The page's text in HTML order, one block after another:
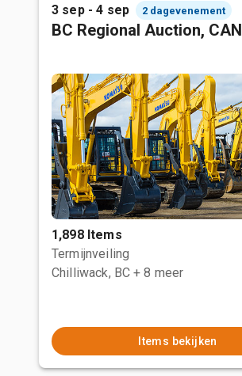
3 sep - 4 sep 2 dagevenement
BC Regional Auction, CAN
1,898 Items
Termijnveiling
Chilliwack, BC + 8 meer
Items bekijken